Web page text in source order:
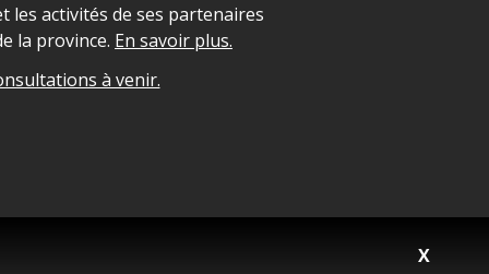
X
les activités de ses partenaires
la province. En savoir plus.
à venir.